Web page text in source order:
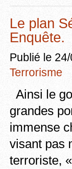
Le plan
Enquête.
Publié le
Terrorisme
Ainsi le
grandes
immense
visant pas
terroriste,